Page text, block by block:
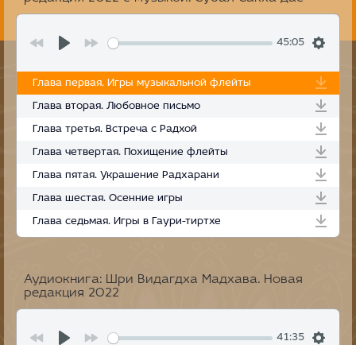
45:05
Глава первая. Игры музыкальной флейты
Глава вторая. Любовное письмо
Глава третья. Встреча с Радхой
Глава четвертая. Похищение флейты
Глава пятая. Украшение Радхарани
Глава шестая. Осенние игры
Глава седьмая. Игры в Гаури-тиртхе
Аудиокнига: Шри Видагдха Мадхава. Новая
редакция 2022
41:35